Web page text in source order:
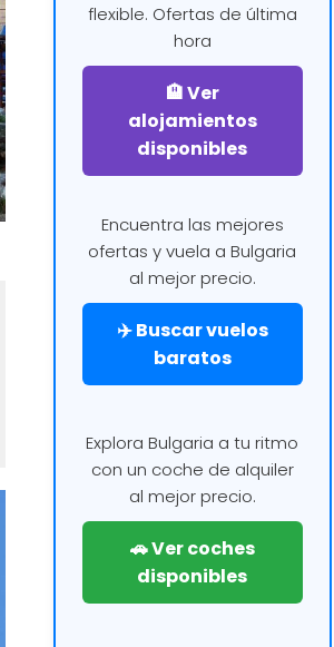
flexible. Ofertas de última
hora
🏨 Ver
alojamientos
disponibles
Encuentra las mejores
ofertas y vuela a Bulgaria
al mejor precio.
✈️ Buscar vuelos
baratos
Explora Bulgaria a tu ritmo
con un coche de alquiler
al mejor precio.
🚗 Ver coches
disponibles